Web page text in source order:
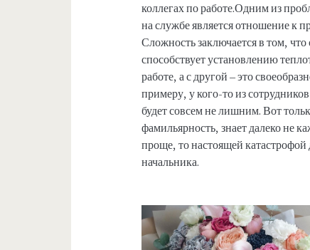
коллегах по работе.Одним из
на службе является отношение к
Сложность заключается в том,
способствует установлению
работе, а с другой – это
примеру, у кого-то из
будет совсем не лишним. Вот
фамильярность, знает далеко не
проще, то настоящей
начальника.